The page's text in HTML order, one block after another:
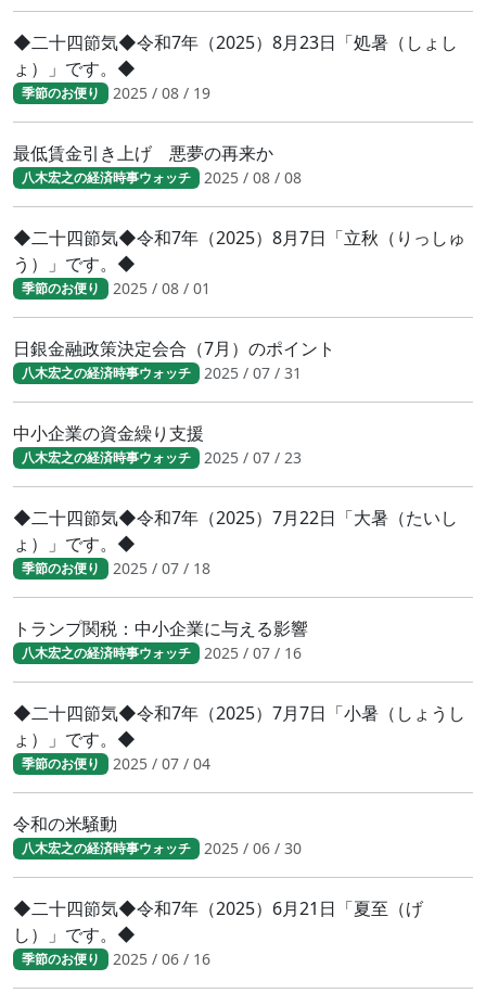
◆二十四節気◆令和7年（2025）8月23日「処暑（しょし
ょ）」です。◆
季節のお便り 2025 / 08 / 19
最低賃金引き上げ 悪夢の再来か
八木宏之の経済時事ウォッチ 2025 / 08 / 08
◆二十四節気◆令和7年（2025）8月7日「立秋（りっしゅ
う）」です。◆
季節のお便り 2025 / 08 / 01
日銀金融政策決定会合（7月）のポイント
八木宏之の経済時事ウォッチ 2025 / 07 / 31
中小企業の資金繰り支援
八木宏之の経済時事ウォッチ 2025 / 07 / 23
◆二十四節気◆令和7年（2025）7月22日「大暑（たいし
ょ）」です。◆
季節のお便り 2025 / 07 / 18
トランプ関税：中小企業に与える影響
八木宏之の経済時事ウォッチ 2025 / 07 / 16
◆二十四節気◆令和7年（2025）7月7日「小暑（しょうし
ょ）」です。◆
季節のお便り 2025 / 07 / 04
令和の米騒動
八木宏之の経済時事ウォッチ 2025 / 06 / 30
◆二十四節気◆令和7年（2025）6月21日「夏至（げ
し）」です。◆
季節のお便り 2025 / 06 / 16